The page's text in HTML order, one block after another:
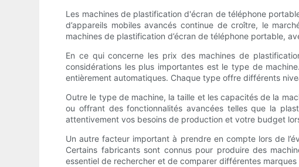
Les machines de plastification d'écran de téléphone
d’appareils mobiles avancés continue de croître, le
machines de plastification d’écran de téléphone portable,
En ce qui concerne les prix des machines de
considérations les plus importantes est le type de
entièrement automatiques. Chaque type offre différents
Outre le type de machine, la taille et les capacités de la
ou offrant des fonctionnalités avancées telles que la
attentivement vos besoins de production et votre budget
Un autre facteur important à prendre en compte lors de
Certains fabricants sont connus pour produire des
essentiel de rechercher et de comparer différentes